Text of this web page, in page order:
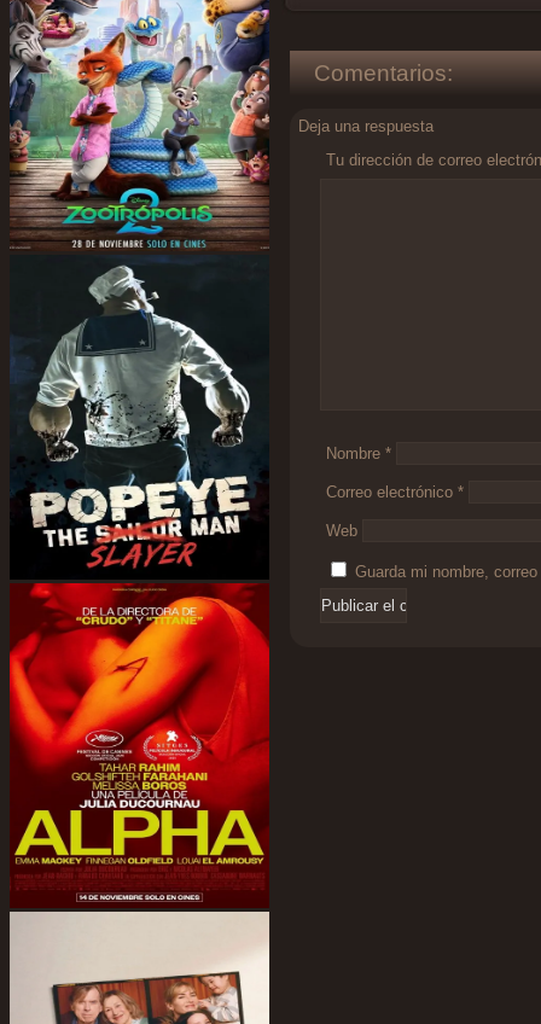
Comentarios:
Deja una respuesta
Tu dirección de correo
Nombre *
Correo electrónico *
Web
Guarda mi nombre,